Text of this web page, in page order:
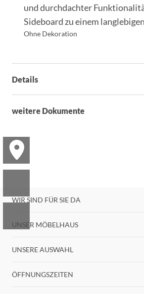
und durchdachter
Sideboard zu einem
Ohne Dekoration
Details
weitere Dokumente
WIR SIND FÜR SIE DA
UNSER MÖBELHAUS
UNSERE AUSWAHL
ÖFFNUNGSZEITEN